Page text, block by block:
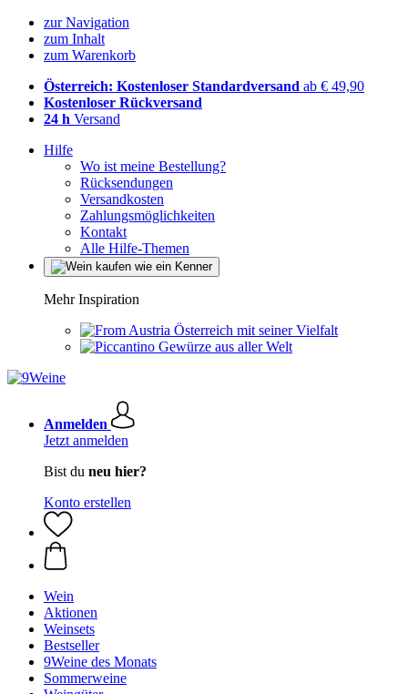
zur Navigation
zum Inhalt
zum Warenkorb
Österreich: Kostenloser Standardversand ab € 49,90
Kostenloser Rückversand
24 h Versand
Hilfe
Wo ist meine Bestellung?
Rücksendungen
Versandkosten
Zahlungsmöglichkeiten
Kontakt
Alle Hilfe-Themen
Mehr Inspiration
Österreich mit seiner Vielfalt
Gewürze aus aller Welt
Anmelden
Jetzt anmelden
Bist du neu hier?
Konto erstellen
Wein
Aktionen
Weinsets
Bestseller
9Weine des Monats
Sommerweine